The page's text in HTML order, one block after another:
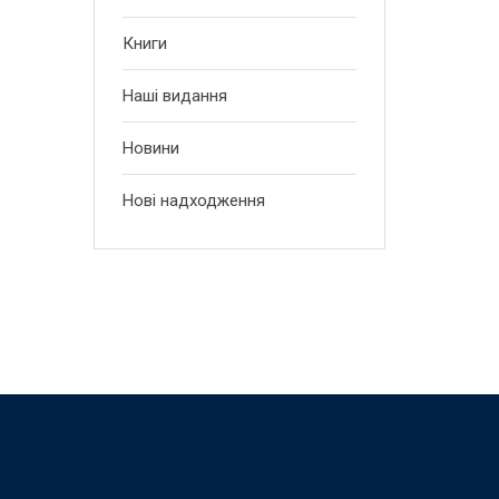
Книги
Наші видання
Новини
Нові надходження